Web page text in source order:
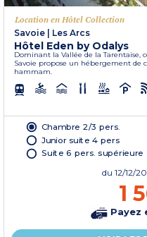
Location en Hôtel Collection
Savoie | Les Arcs
Hôtel Eden by Odalys
Dominant la Vallée de la Tarentaise,
Savoie propose un hébergement de
hammam.
Chambre 2/3 pers.
Junior suite 4 pers
Suite 6 pers. supérieure
du 12/12/
1
Payez